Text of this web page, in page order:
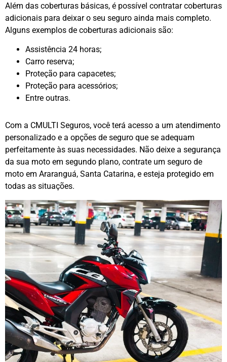
Além das coberturas básicas, é possível contratar coberturas
adicionais para deixar o seu seguro ainda mais completo.
Alguns exemplos de coberturas adicionais são:
Assistência 24 horas;
Carro reserva;
Proteção para capacetes;
Proteção para acessórios;
Entre outras.
Com a CMULTI Seguros, você terá acesso a um atendimento
personalizado e a opções de seguro que se adequam
perfeitamente às suas necessidades. Não deixe a segurança
da sua moto em segundo plano, contrate um seguro de
moto em Araranguá, Santa Catarina, e esteja protegido em
todas as situações.